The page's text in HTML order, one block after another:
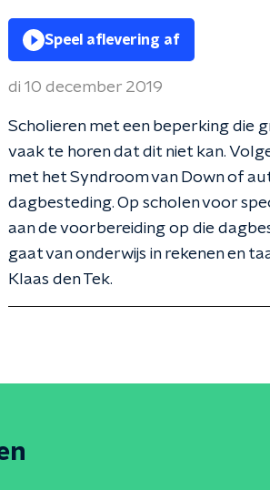
Speel aflevering af
di 10 december 2019
Scholieren met een beperking die
vaak te horen dat dit niet kan.
met het Syndroom van Down of
dagbesteding. Op scholen voor
aan de voorbereiding op die
gaat van onderwijs in rekenen en
Klaas den Tek.